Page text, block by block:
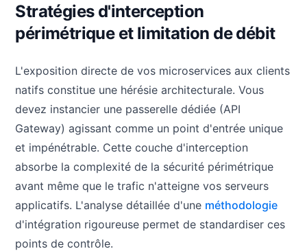
Stratégies d'interception
périmétrique et limitation de débit
L'exposition directe de vos microservices aux clients
natifs constitue une hérésie architecturale. Vous
devez instancier une passerelle dédiée (API
Gateway) agissant comme un point d'entrée unique
et impénétrable. Cette couche d'interception
absorbe la complexité de la sécurité périmétrique
avant même que le trafic n'atteigne vos serveurs
applicatifs. L'analyse détaillée d'une méthodologie
d'intégration rigoureuse permet de standardiser ces
points de contrôle.